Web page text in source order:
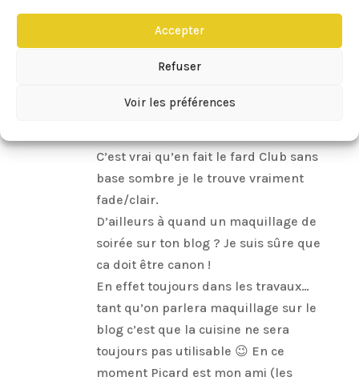
Accepter
Refuser
Voir les préférences
sur 14/05/2014 à 08:04
adorable message comme à ton
C’est vrai qu’en fait le fard Club sans
base sombre je le trouve vraiment
fade/clair.
D’ailleurs à quand un maquillage de
soirée sur ton blog ? Je suis sûre que
ca doit être canon !
En effet toujours dans les travaux…
tant qu’on parlera maquillage sur le
blog c’est que la cuisine ne sera
toujours pas utilisable 😉 En ce
moment Picard est mon ami (les